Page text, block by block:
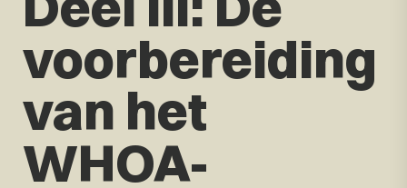
voorbereiding
van het
WHOA-